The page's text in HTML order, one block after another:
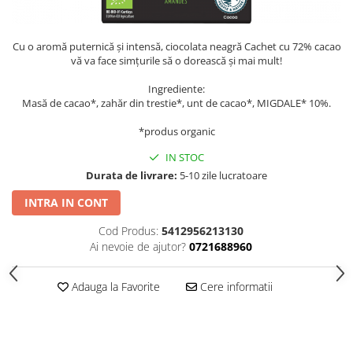
PRODUSE ECO / ORGANICE
COSMETICE
TOATE PRODUSELE
Cu o aromă puternică și intensă, ciocolata neagră Cachet cu 72% cacao
vă va face simțurile să o dorească și mai mult!
Ingrediente:
Masă de cacao*, zahăr din trestie*, unt de cacao*, MIGDALE* 10%.
*produs organic​​
IN STOC
Durata de livrare: 5-10 zile lucratoare
INTRA IN CONT
Cod Produs: 5412956213130
Ai nevoie de ajutor? 0721688960
Adauga la Favorite Cere informatii